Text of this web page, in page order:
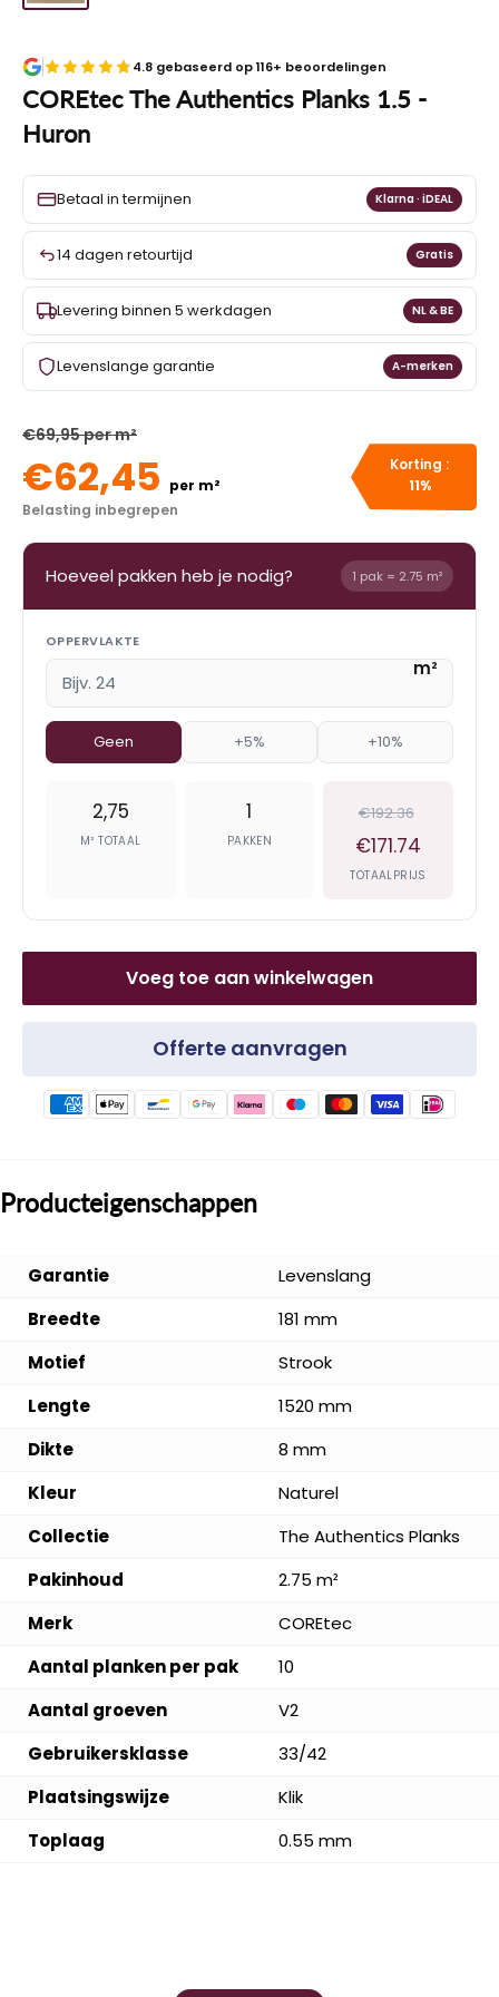
4.8 gebaseerd op 116+ beoordelingen
COREtec The Authentics Planks 1.5 -
Huron
Betaal in termijnen Klarna · iDEAL
14 dagen retourtijd Gratis
Levering binnen 5 werkdagen NL & BE
Levenslange garantie A-merken
€69,95 per m²
€62,45 per m²
Belasting inbegrepen
Korting :
11%
Hoeveel pakken heb je nodig? 1 pak = 2.75 m²
OPPERVLAKTE
m²
Geen +5% +10%
2,75
M² TOTAAL
1
PAKKEN
€192.36
€171.74
TOTAALPRIJS
Voeg toe aan winkelwagen
Offerte aanvragen
Producteigenschappen
Garantie
Levenslang
Breedte
181 mm
Motief
Strook
Lengte
1520 mm
Dikte
8 mm
Kleur
Naturel
Collectie
The Authentics Planks
Pakinhoud
2.75 m²
Merk
COREtec
Aantal planken per pak
10
Aantal groeven
V2
Gebruikersklasse
33/42
Plaatsingswijze
Klik
Toplaag
0.55 mm